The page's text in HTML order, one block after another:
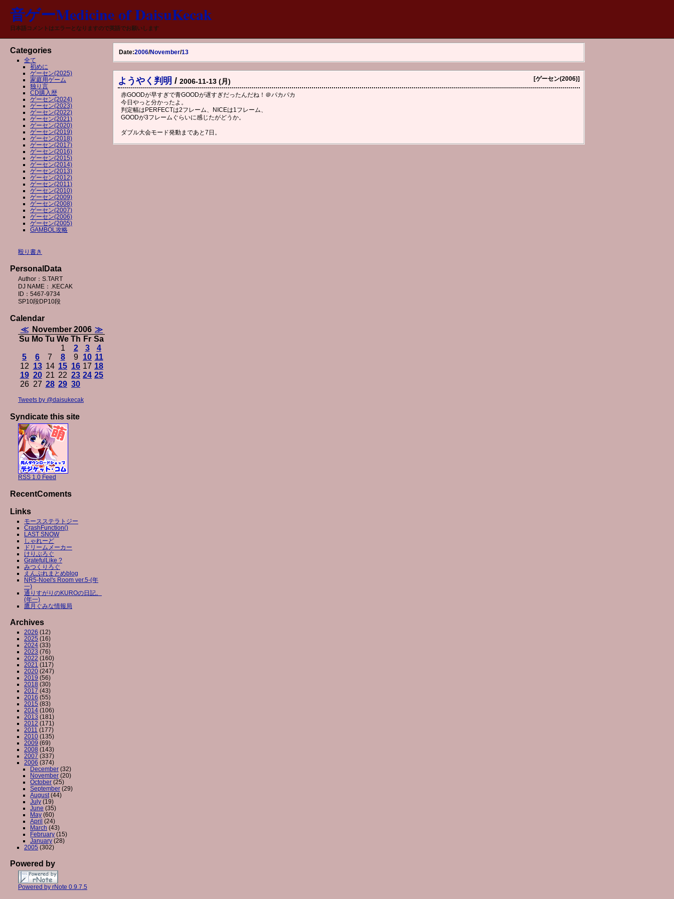
音ゲーMedicine of DaisuKecak
日本語コメントはエラーとなりますので英語でお願いします
Date:2006/November/13
[ゲーセン(2006)]
ようやく判明 / 2006-11-13 (月)
赤GOODが早すぎで青GOODが遅すぎだったんだね！＠パカパカ
今日やっと分かったよ。
判定幅はPERFECTは2フレーム、NICEは1フレーム、
GOODが3フレームぐらいに感じたがどうか。
ダブル大会モード発動まであと7日。
Categories
全て
初めに
ゲーセン(2025)
家庭用ゲーム
独り言
CD購入歴
ゲーセン(2024)
ゲーセン(2023)
ゲーセン(2022)
ゲーセン(2021)
ゲーセン(2020)
ゲーセン(2019)
ゲーセン(2018)
ゲーセン(2017)
ゲーセン(2016)
ゲーセン(2015)
ゲーセン(2014)
ゲーセン(2013)
ゲーセン(2012)
ゲーセン(2011)
ゲーセン(2010)
ゲーセン(2009)
ゲーセン(2008)
ゲーセン(2007)
ゲーセン(2006)
ゲーセン(2005)
GAMBOL攻略
殴り書き
PersonalData
Author：S.TART
DJ NAME：.KECAK
ID：5467-9734
SP10段DP10段
Calendar
≪
November 2006 ≫
Su Mo Tu We Th Fr Sa
1
2 3
4
5
6 7 8 9 10 11
12 13 14 15 16 17 18
19 20 21 22 23 24 25
26 27 28 29 30
Tweets by @daisukecak
Syndicate this site
RSS 1.0 Feed
RecentComents
Links
モースステラトジー
CrashFunction()
LAST SNOW
しゃれーど
ドリームメーカー
けりぶろぐ
GratefulLike ?
みつくりろぐ
えんぷれまとめblog
NR5-Noel's Room ver.5-(年
一)
通りすがりのKUROの日記。
(年一)
鷹月ぐみな情報局
Archives
2026 (12)
2025 (16)
2024 (33)
2023 (76)
2022 (160)
2021 (117)
2020 (247)
2019 (56)
2018 (30)
2017 (43)
2016 (55)
2015 (83)
2014 (106)
2013 (181)
2012 (171)
2011 (177)
2010 (135)
2009 (69)
2008 (143)
2007 (337)
2006 (374)
December (32)
November (20)
October (25)
September (29)
August(44)
July (19)
June (35)
May (60)
April (24)
March (43)
February (15)
January (28)
2005 (302)
Powered by
Powered by rNote 0.9.7.5